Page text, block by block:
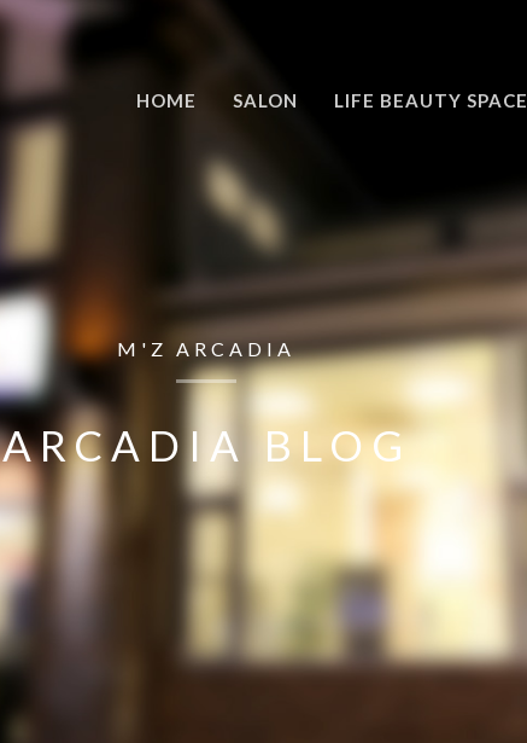
HOME SALON LIFE BEAUTY SPACE
M'Z ARCADIA
ARCADIA BLOG